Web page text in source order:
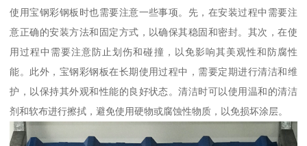
使用宝钢彩钢板时也需要注意一些事项。先，在安装过程中需要注
意正确的安装方法和固定方式，以确保其稳固和密封。其次，在使
用过程中需要注意防止划伤和碰撞，以免影响其美观性和防腐性
能。此外，宝钢彩钢板在长期使用过程中，需要定期进行清洁和维
护，以保持其外观和性能的良好状态。清洁时可以使用温和的清洁
剂和软布进行擦拭，避免使用硬物或腐蚀性物质，以免损坏涂层。